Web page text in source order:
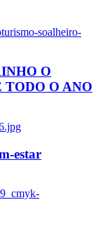
soalheiro-
O
TODO O ANO
estar